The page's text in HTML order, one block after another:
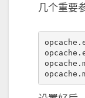
几个重要
opcache .
opcache .
opcache .
opcache .